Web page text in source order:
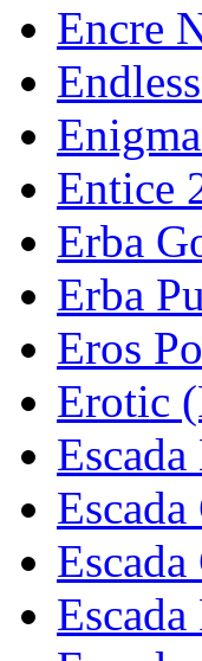
Encre
Entice
Erba
Erba
Eros
Erotic